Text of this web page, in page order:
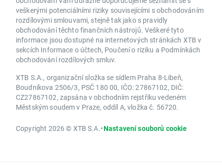
veškerými potenciálními riziky souvisejícími s obchodováním
rozdílovými smlouvami, stejně tak jako s pravidly
obchodování těchto finančních nástrojů. Veškeré tyto
informace jsou dostupné na internetových stránkách XTB v
sekcích Informace o účtech, Poučení o riziku a Podmínkách
obchodování rozdílových smluv.
XTB S.A., organizační složka se sídlem Praha 8-Libeň,
Boudníkova 2506/3, PSČ 180 00, IČO: 27867102, DIČ:
CZ27867102, zapsána v obchodním rejstříku vedeném
Městským soudem v Praze, oddíl A, vložka č. 56720.
Copyright 2026 © XTB S.A.•Nastavení souborů cookie